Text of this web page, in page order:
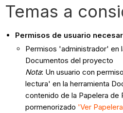
Temas a
Permisos de usuario
Permisos 'administrador' en
Documentos del proyecto
Nota: Un usuario con
lectura' en la herramienta
contenido de la Papelera de
pormenorizado 'Ver